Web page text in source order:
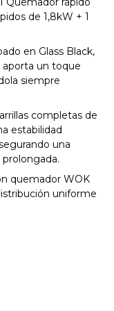
de 1,8kW + 1
en Glass Black,
aporta un toque
siempre
completas de
estabilidad
una
quemador WOK
uniforme
y uniforme.
Encendido
de seguridad en